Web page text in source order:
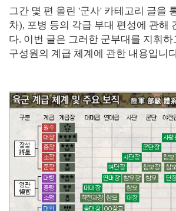
그간 몇 편 올린 '군사' 카테고리 글을
차), 포병 등의 각급 부대 편성에 관해
다. 이번 글은 그러한 군부대를 지휘
구성원의 계급 체계에 관한 내용입니